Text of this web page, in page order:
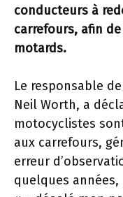
conducteurs à
carrefours, afin
motards.
Le responsable
Neil Worth, a
motocyclistes
aux carrefours,
erreur
quelques années,